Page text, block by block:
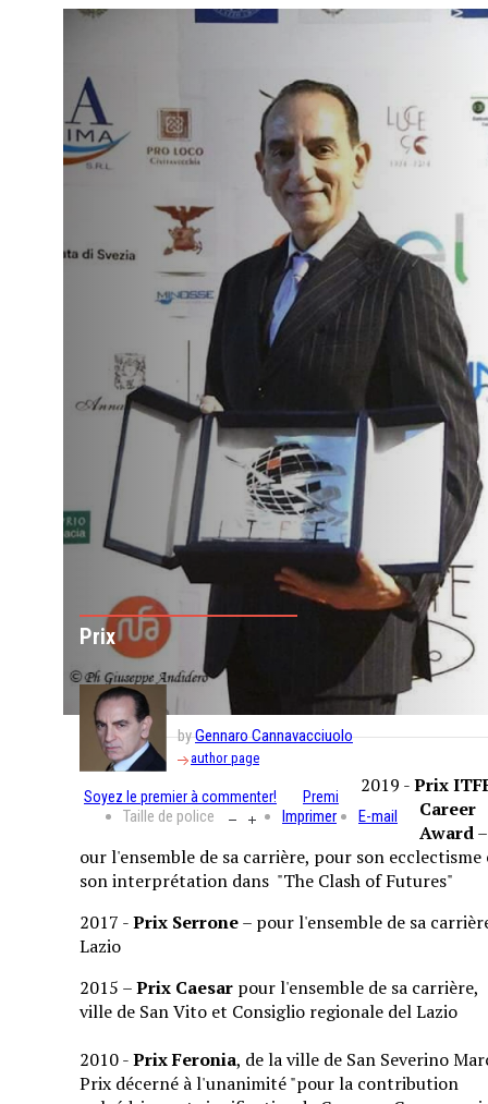
Prix
byGennaro Cannavacciuolo
author page
Soyez le premier à commenter! Premi
Taille de police Imprimer E-mail
2019 -Prix
Career
Award–
our l'ensemble de sa carrière, pour son ecclectisme
son interprétation dans "The Clash of Futures"
2017 -Prix Serrone– pour l'ensemble de sa
Lazio
2015 –Prix Caesar pour l'ensemble de sa carrière,
ville de San Vito et Consiglio regionale del Lazio
2010 -PrixFeronia, de la ville de San Severino
Prix décerné à l'unanimité "pour la contribution